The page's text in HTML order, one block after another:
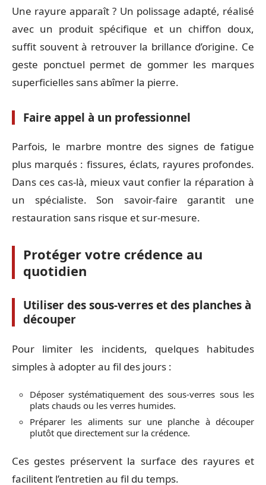
Une rayure apparaît ? Un polissage adapté, réalisé
avec un produit spécifique et un chiffon doux,
suffit souvent à retrouver la brillance d’origine. Ce
geste ponctuel permet de gommer les marques
superficielles sans abîmer la pierre.
Faire appel à un professionnel
Parfois, le marbre montre des signes de fatigue
plus marqués : fissures, éclats, rayures profondes.
Dans ces cas-là, mieux vaut confier la réparation à
un spécialiste. Son savoir-faire garantit une
restauration sans risque et sur-mesure.
Protéger votre crédence au
quotidien
Utiliser des sous-verres et des planches à
découper
Pour limiter les incidents, quelques habitudes
simples à adopter au fil des jours :
Déposer systématiquement des sous-verres sous les
plats chauds ou les verres humides.
Préparer les aliments sur une planche à découper
plutôt que directement sur la crédence.
Ces gestes préservent la surface des rayures et
facilitent l’entretien au fil du temps.